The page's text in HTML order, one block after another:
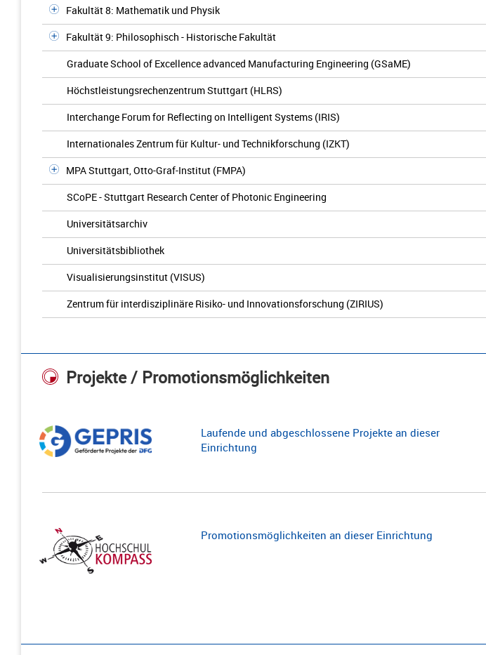
Fakultät 8: Mathematik und Physik
Fakultät 9: Philosophisch - Historische Fakultät
Graduate School of Excellence advanced Manufacturing Engineering (GSaME)
Höchstleistungsrechenzentrum Stuttgart (HLRS)
Interchange Forum for Reflecting on Intelligent Systems (IRIS)
Internationales Zentrum für Kultur- und Technikforschung (IZKT)
MPA Stuttgart, Otto-Graf-Institut (FMPA)
SCoPE - Stuttgart Research Center of Photonic Engineering
Universitätsarchiv
Universitätsbibliothek
Visualisierungsinstitut (VISUS)
Zentrum für interdisziplinäre Risiko- und Innovationsforschung (ZIRIUS)
Projekte / Promotionsmöglichkeiten
Laufende und abgeschlossene Projekte an dieser
Einrichtung
Promotionsmöglichkeiten an dieser Einrichtung